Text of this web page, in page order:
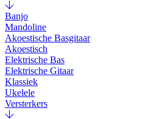
Banjo
Mandoline
Akoestische Basgitaar
Akoestisch
Elektrische Bas
Elektrische Gitaar
Klassiek
Ukelele
Versterkers